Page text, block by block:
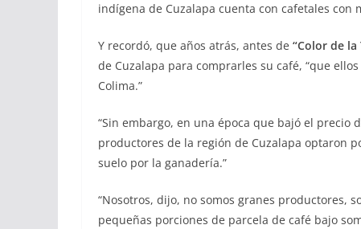
indígena de Cuzalapa cuenta con cafetales con
Y recordó, que años atrás, antes de “Color de la
de Cuzalapa para comprarles su café, “que
Colima.”
“Sin embargo, en una época que bajó el precio
productores de la región de Cuzalapa optaron
suelo por la ganadería.”
“Nosotros, dijo, no somos granes productores,
pequeñas porciones de parcela de café bajo